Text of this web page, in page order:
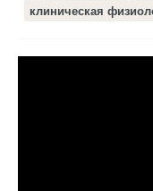
клиническая